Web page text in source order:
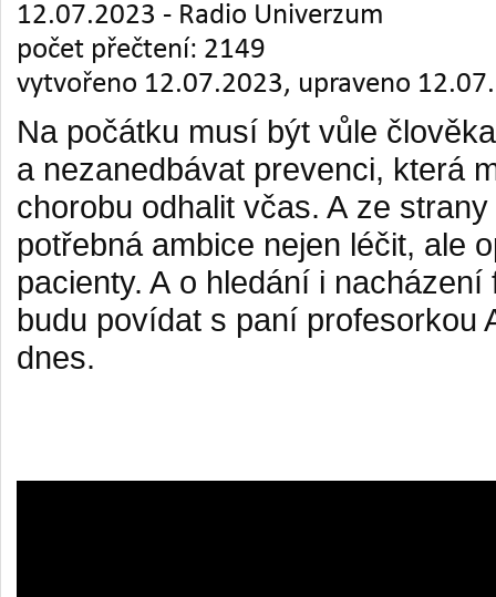
12.07.2023 - Radio Univerzum
počet přečtení: 2149
vytvořeno 12.07.2023, upraveno
Na počátku musí být vůle
a nezanedbávat prevenci, která
chorobu odhalit včas. A ze
potřebná ambice nejen léčit, ale
pacienty. A o hledání i
budu povídat s paní profesorkou
dnes.